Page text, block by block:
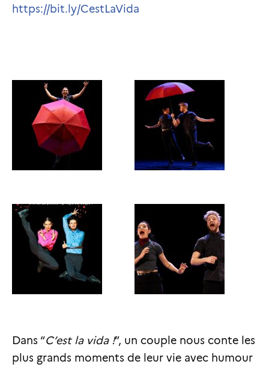
https://bit.ly/CestLaVida
Dans “C’est la vida !”, un couple nous conte les
plus grands moments de leur vie avec humour